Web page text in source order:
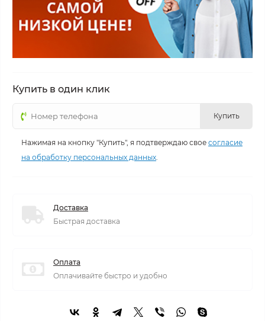
Купить в один клик
Купить
Нажимая на кнопку "Купить", я подтверждаю свое согласие
на обработку персональных данных
Доставка
Быстрая доставка
Оплата
Оплачивайте быстро и удобно